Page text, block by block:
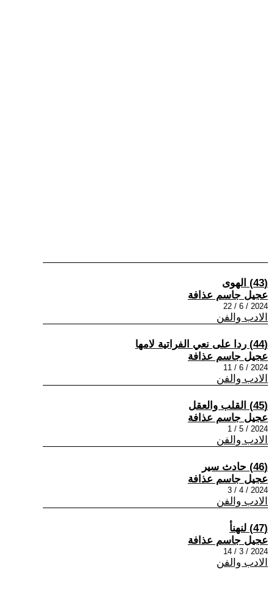
(43) الهوى
عجيل جاسم عذافة
2024 / 6 / 22
الادب والفن
(44) ردا على نعي الفراتية لامها
عجيل جاسم عذافة
2024 / 6 / 11
الادب والفن
(45) القلب والعقل
عجيل جاسم عذافة
2024 / 5 / 1
الادب والفن
(46) حادث سير
عجيل جاسم عذافة
2024 / 4 / 3
الادب والفن
(47) لنهنأ
عجيل جاسم عذافة
2024 / 3 / 14
الادب والفن